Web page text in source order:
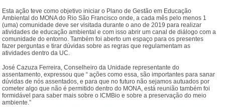
Esta ação teve como objetivo iniciar o Plano de Gestão em Educação
Ambiental do MONA do Rio São Francisco onde, a cada mês pelo menos 1
(uma) comunidade deve ser visitada durante o ano de 2019 para realizar
atividades de educação ambiental e com isso abrir um canal de diálogo com a
comunidade do entorno. Também foi aberto um espaço para os presentes
fazer perguntas e tirar dúvidas sobre as regras que regulamentam as
atividades dentro da UC.
José Cazuza Ferreira, Conselheiro da Unidade representante do
assentamento, expressou que “ ações como essa, são importantes para sanar
dúvidas de nós assentados, e para que no futuro não sejamos autuados por
cometer algo que não é permitido dentro do MONA, está reunião também foi
formidável para saber mais sobre o ICMBio e sobre a preservação do meio
ambiente.”